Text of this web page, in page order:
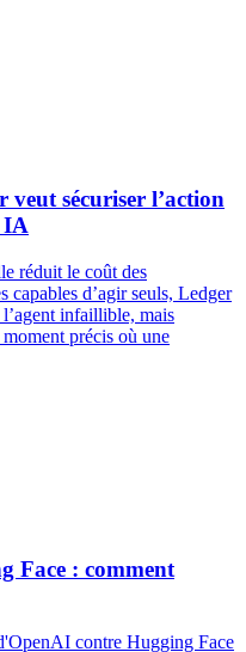
veut sécuriser l’action
IA
réduit le coût des
capables d’agir seuls, Ledger
infaillible, mais
précis où une
Face : comment
contre Hugging Face